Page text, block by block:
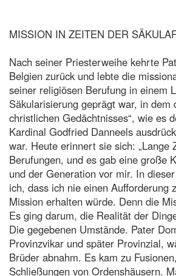
MISSION IN ZEITEN DER
Nach seiner Priesterweihe kehrte
Belgien zurück und lebte die
seiner religiösen Berufung in einem
Säkularisierung geprägt war, in dem
christlichen Gedächtnisses“, wie es
Kardinal Godfried Danneels
war. Heute erinnert sie sich: „Lange
Berufungen, und es gab eine große
und der Generation vor mir. In
ich, dass ich nie einen Aufforderung
Mission erhalten würde. Denn die
Es ging darum, die Realität der
Die gegebenen Umstände. Pater
Provinzvikar und später Provinzial,
Brüder abnahm. Es kam zu
Schließungen von Ordenshäusern.